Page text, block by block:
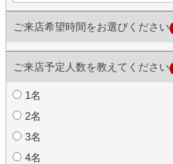
ご来店希望時間をお選びください
ご来店予定人数を教えてください
1名
2名
3名
4名